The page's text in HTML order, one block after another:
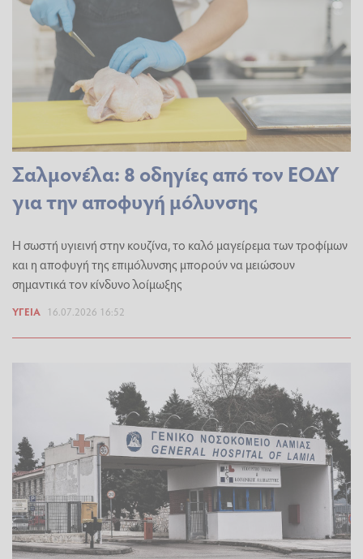
Σαλμονέλα: 8 οδηγίες από τον ΕΟΔΥ
για την αποφυγή μόλυνσης
Η σωστή υγιεινή στην κουζίνα, το καλό μαγείρεμα των τροφίμων
και η αποφυγή της επιμόλυνσης μπορούν να μειώσουν
σημαντικά τον κίνδυνο λοίμωξης
ΥΓΕΊΑ 16.07.2026 16:52